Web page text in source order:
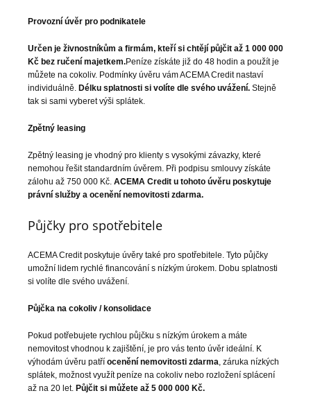
Provozní úvěr pro podnikatele
Určen je živnostníkům a firmám, kteří si chtějí půjčit až 1 000 000
Kč bez ručení majetkem.Peníze získáte již do 48 hodin a použít je
můžete na cokoliv. Podmínky úvěru vám ACEMA Credit nastaví
individuálně. Délku splatnosti si volíte dle svého uvážení. Stejně
tak si sami vyberet výši splátek.
Zpětný leasing
Zpětný leasing je vhodný pro klienty s vysokými závazky, které
nemohou řešit standardním úvěrem. Při podpisu smlouvy získáte
zálohu až 750 000 Kč. ACEMA Credit u tohoto úvěru poskytuje
právní služby a ocenění nemovitosti zdarma.
Půjčky pro spotřebitele
ACEMA Credit poskytuje úvěry také pro spotřebitele. Tyto půjčky
umožní lidem rychlé financování s nízkým úrokem. Dobu splatnosti
si volíte dle svého uvážení.
Půjčka na cokoliv / konsolidace
Pokud potřebujete rychlou půjčku s nízkým úrokem a máte
nemovitost vhodnou k zajištění, je pro vás tento úvěr ideální. K
výhodám úvěru patří ocenění nemovitosti zdarma, záruka nízkých
splátek, možnost využít peníze na cokoliv nebo rozložení splácení
až na 20 let. Půjčit si můžete až 5 000 000 Kč.